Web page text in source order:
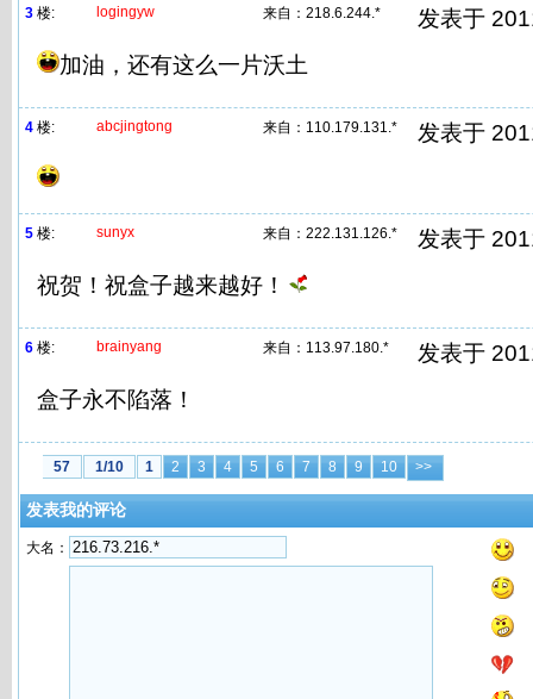
3 楼: logingyw 来自： 218.6.244.*
发表于
加油，还有这么一片沃土
4 楼: abcjingtong 来自： 110.179.131.* 发表于
5 楼: sunyx 来自： 222.131.126.*
发表于
祝贺！祝盒子越来越好！
6 楼: brainyang 来自： 113.97.180.*
发表于
盒子永不陷落！
57 1/10 1 2 3 4 5 6 7 8 9 10 >>
发表我的评论
大名：